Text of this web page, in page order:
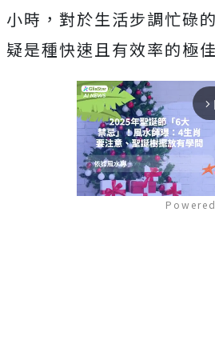
小時，對於生活步調忙碌
疑是種快速且有效率的極
arrow_forward_ios